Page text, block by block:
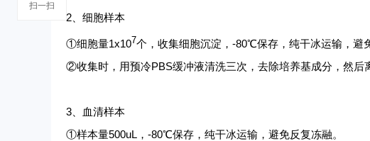
2、细胞样本
①细胞量1x107个，收集细胞沉淀， -80℃保存，纯干冰运输，避
②收集时，用预冷PBS缓冲液清洗三次，去除培养基成分，然后
3、血清样本
①样本量500uL，-80℃保存，纯干冰运输，避免反复冻融。
扫一扫